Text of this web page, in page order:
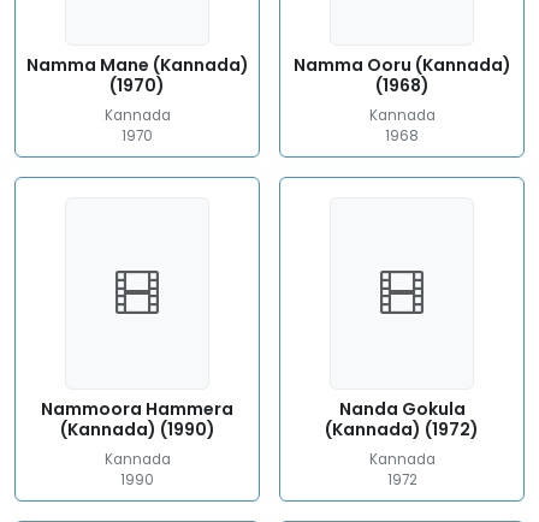
Namma Mane (Kannada)
(1970)
Kannada
1970
Namma Ooru (Kannada)
(1968)
Kannada
1968
Nammoora Hammera
(Kannada) (1990)
Kannada
1990
Nanda Gokula
(Kannada) (1972)
Kannada
1972